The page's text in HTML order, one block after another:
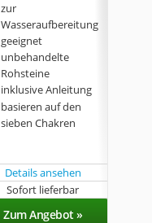
zur
Wasseraufbereitung
geeignet
unbehandelte
Rohsteine
inklusive Anleitung
basieren auf den
sieben Chakren
Details ansehen
Sofort lieferbar
Zum Angebot »